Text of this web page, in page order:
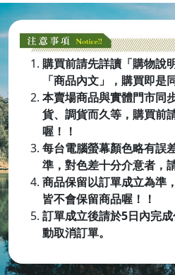
購買前請先詳讀「購物說
「商品內文」，購買即是
本賣場商品與實體門市同
貨、調貨而久等，購買前
喔！！
每台電腦螢幕顏色略有誤
準，對色差十分介意者，
商品保留以訂單成立為準
皆不會保留商品喔 ！！
訂單成立後請於5日內完
動取消訂單。